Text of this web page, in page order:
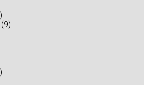
(9)